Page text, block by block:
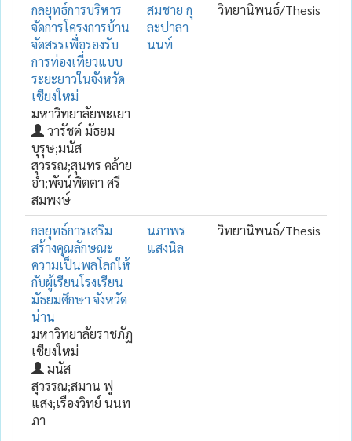
กลยุทธ์การบริหาร
จัดการโครงการบ้าน
จัดสรรเพื่อรองรับ
การท่องเที่ยวแบบ
ระยะยาวในจังหวัด
เชียงใหม่
มหาวิทยาลัยพะเยา
วารัชต์ มัธยม
บุรุษ;มนัส
สุวรรณ;สุนทร คล้าย
อ่ำ;พัจน์พิตตา ศรี
สมพงษ์
สมชาย กุ
ละปาลา
นนท์
วิทยานิพนธ์/Thesis
กลยุทธ์การเสริม
สร้างคุณลักษณะ
ความเป็นพลโลกให้
กับผู้เรียนโรงเรียน
มัธยมศึกษา จังหวัด
น่าน
มหาวิทยาลัยราชภัฏ
เชียงใหม่
มนัส
สุวรรณ;สมาน ฟู
แสง;เรืองวิทย์ นนท
ภา
นภาพร
แสงนิล
วิทยานิพนธ์/Thesis